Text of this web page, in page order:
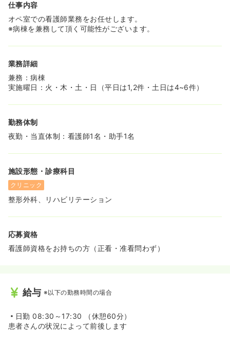
仕事内容
オペ室での看護師業務をお任せします。
※病棟を兼務して頂く可能性がございます。
業務詳細
兼務：病棟
実施曜日：火・木・土・日（平日は1,2件・土日は4~6件）
勤務体制
夜勤・当直体制：看護師1名・助手1名
施設形態・診療科目
クリニック
整形外科、リハビリテーション
応募資格
看護師資格をお持ちの方（正看・准看問わず）
給与 ※以下の勤務時間の場合
日勤 08:30～17:30 （休憩60分）
患者さんの状況によって前後します